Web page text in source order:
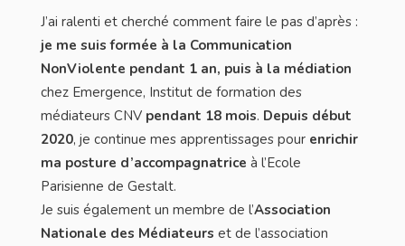
J’ai ralenti et cherché comment faire le pas d’après :
je me suis formée à la Communication
NonViolente pendant 1 an, puis à la médiation
chez Emergence, Institut de formation des
médiateurs CNV pendant 18 mois. Depuis début
2020, je continue mes apprentissages pour enrichir
ma posture d’accompagnatrice à l’Ecole
Parisienne de Gestalt.
Je suis également un membre de l’Association
Nationale des Médiateurs et de l’association